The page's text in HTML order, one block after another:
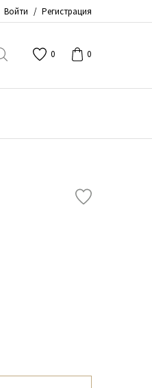
Войти / Регистрация
0 0